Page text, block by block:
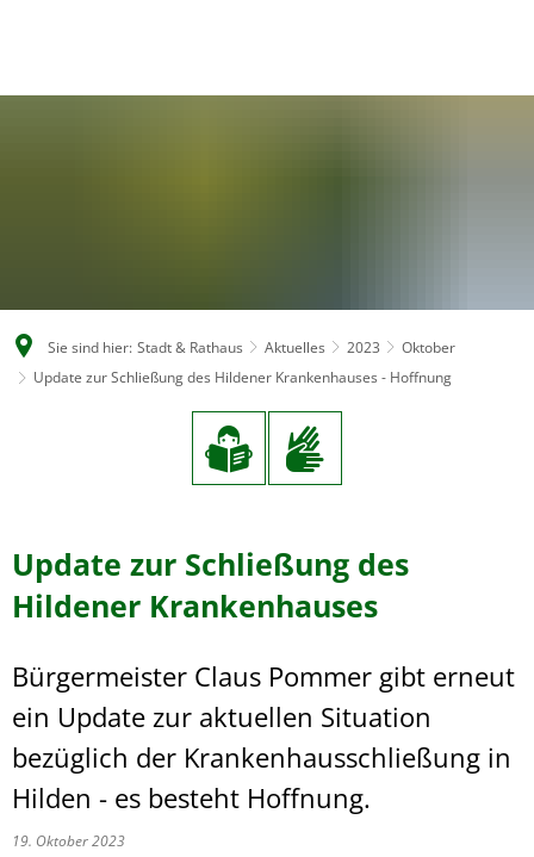
Sie sind hier: Stadt & Rathaus Aktuelles 2023
Oktober
Update zur Schließung des Hildener Krankenhauses - Hoffnung
Update zur Schließung des
Hildener Krankenhauses
Bürgermeister Claus Pommer gibt erneut
ein Update zur aktuellen Situation
bezüglich der Krankenhausschließung in
Hilden - es besteht Hoffnung.
19. Oktober 2023